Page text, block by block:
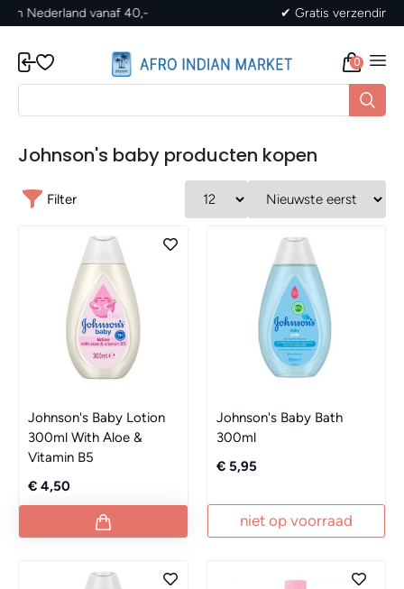
✔ Gratis verzending in Nederland vanaf 40,-
0
Johnson's baby producten kopen
Filter
Johnson's Baby Lotion
300ml With Aloe &
Vitamin B5
€ 4,50
Johnson's Baby Bath
300ml
€ 5,95
niet op voorraad